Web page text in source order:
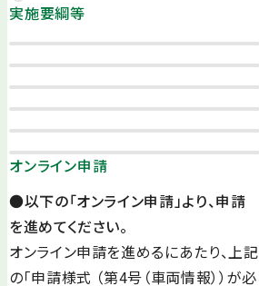
実施要綱等
オンライン申請
●以下の「オンライン申請」より、申請
を進めてください。
オンライン申請を進めるにあたり、上記
の「申請様式 （第4号（車両情報））が必